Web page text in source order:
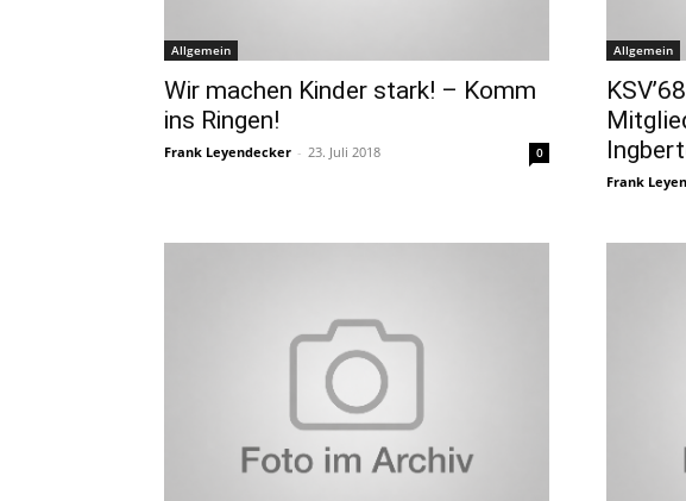
Allgemein
Wir machen Kinder stark! – Komm
ins Ringen!
Frank Leyendecker - 23. Juli 2018 0
Allgemein
Frank